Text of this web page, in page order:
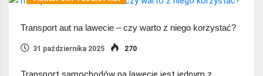
Transport aut na lawecie – czy warto z niego korzystać?
31 października 2025 270